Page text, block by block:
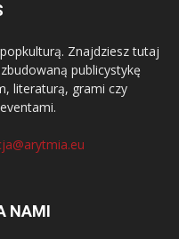
Znajdziesz tutaj
publicystykę
literaturą, grami czy
NAMI